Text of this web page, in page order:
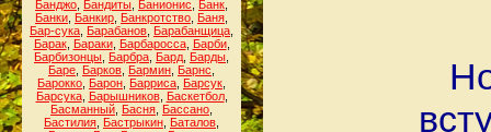
Банджо Бандиты Банионис Банк
Банки Банкир Банкротство Баня
Бар-сука Барабанов Барабанщица
Барак, Бараки, Барбаросса, Барби,
Барбизонцы Барбра Бард Барды
Баре Барков Бармин Барнс
Барокко Барон Барриса Барсук
Барсука, Барышников, Баскетбол,
Басманный Басня Бассано
Бастилия Бастрыкин Баталов